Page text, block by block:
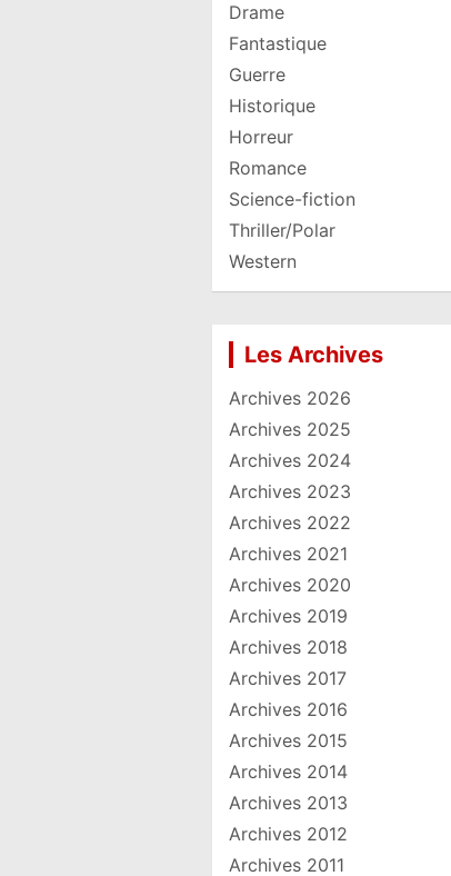
Drame
Fantastique
Guerre
Historique
Horreur
Romance
Science-fiction
Thriller/Polar
Western
Les Archives
Archives 2026
Archives 2025
Archives 2024
Archives 2023
Archives 2022
Archives 2021
Archives 2020
Archives 2019
Archives 2018
Archives 2017
Archives 2016
Archives 2015
Archives 2014
Archives 2013
Archives 2012
Archives 2011